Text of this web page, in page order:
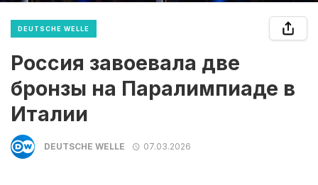
DEUTSCHE WELLE
Россия завоевала две
бронзы на Паралимпиаде в
Италии
DEUTSCHE WELLE 07.03.2026